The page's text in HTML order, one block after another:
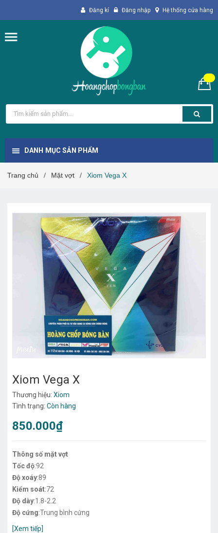
Đăng kí Đăng nhập Hệ thống cửa hàng
DANH MỤC SẢN PHẨM
Trang chủ / Mặt vợt / Xiom Vega X
Xiom Vega X
Thương hiệu: Xiom
Tình trạng: Còn hàng
850.000₫
Thông số mặt vợt
Tốc độ:92
Độ xoáy:89
Kiểm soát:72
Độ dày:1.8-2.2
Độ cứng:Trung bình cứng
[Xem tiếp]